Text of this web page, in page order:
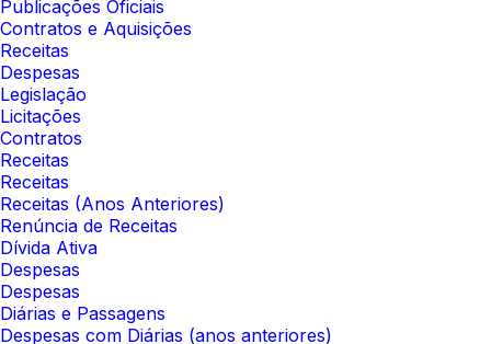
Publicações Oficiais
Contratos e Aquisições
Receitas
Despesas
Legislação
Licitações
Contratos
Receitas
Receitas
Receitas (Anos Anteriores)
Renúncia de Receitas
Dívida Ativa
Despesas
Despesas
Diárias e Passagens
Despesas com Diárias (anos anteriores)